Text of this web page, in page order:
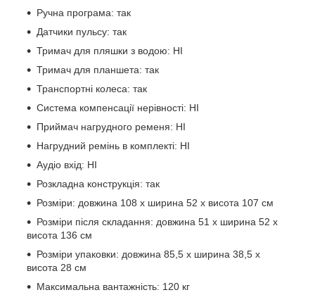
Ручна програма: так
Датчики пульсу: так
Тримач для пляшки з водою: НІ
Тримач для планшета: так
Транспортні колеса: так
Система компенсації нерівності: НІ
Приймач нагрудного ременя: НІ
Нагрудний ремінь в комплекті: НІ
Аудіо вхід: НІ
Розкладна конструкція: так
Розміри: довжина 108 х ширина 52 х висота 107 см
Розміри після складання: довжина 51 х ширина 52 х
висота 136 см
Розміри упаковки: довжина 85,5 х ширина 38,5 х
висота 28 см
Максимальна вантажність: 120 кг